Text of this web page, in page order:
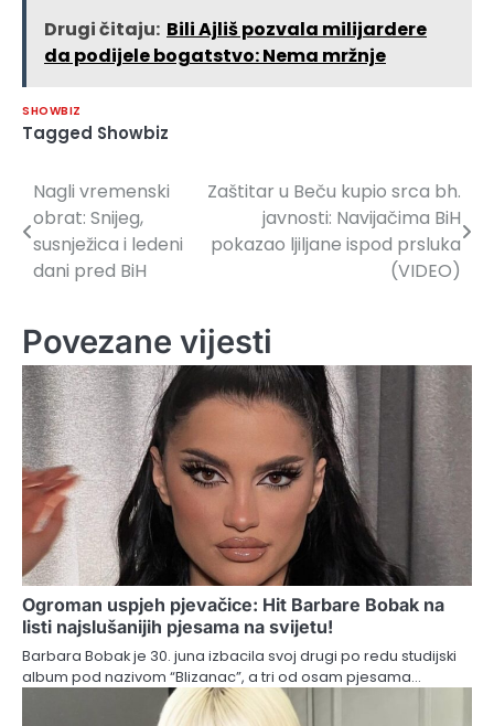
Drugi čitaju: Bili Ajliš pozvala milijardere
da podijele bogatstvo: Nema mržnje
SHOWBIZ
Tagged Showbiz
Navigacija
članaka
Nagli vremenski
obrat: Snijeg,
susnježica i ledeni
dani pred BiH
Zaštitar u Beču kupio srca bh.
javnosti: Navijačima BiH
pokazao ljiljane ispod prsluka
(VIDEO)
Povezane vijesti
Ogroman uspjeh pjevačice: Hit Barbare Bobak na
listi najslušanijih pjesama na svijetu!
Barbara Bobak je 30. juna izbacila svoj drugi po redu studijski
album pod nazivom “Blizanac”, a tri od osam pjesama…